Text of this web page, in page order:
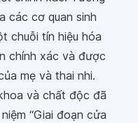
các cơ quan sinh
chuỗi tín hiệu hóa
chính xác và được
mẹ và thai nhi.
và chất độc đã
“Giai đoạn cửa